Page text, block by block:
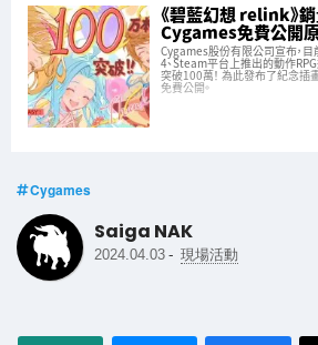
《碧藍幻想 relink》
Cygames免費公開
Cygames股份有限公司宣布，
4、Steam平台上推出的動作
突破100萬！ 為此發布了紀念插
免費公開。
Cygames
Saiga NAK
2024.04.03 - 現場活動